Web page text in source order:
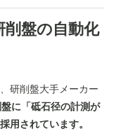
削盤の自動化
研削盤大手メーカー
に「砥石径の計測が
用されています。